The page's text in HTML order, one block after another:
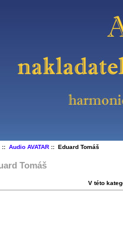
:: Audio AVATAR:: Eduard Tomáš
Tomáš
V této